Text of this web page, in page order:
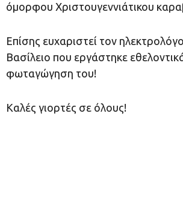
όμορφου Χριστουγεννιάτικου
Επίσης ευχαριστεί τον
Βασίλειο που εργάστηκε
φωταγώγηση του!
Καλές γιορτές σε όλους!